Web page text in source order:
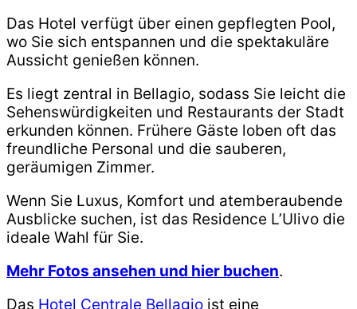
Das Hotel verfügt über einen gepflegten Pool,
wo Sie sich entspannen und die spektakuläre
Aussicht genießen können.
Es liegt zentral in Bellagio, sodass Sie leicht die
Sehenswürdigkeiten und Restaurants der Stadt
erkunden können. Frühere Gäste loben oft das
freundliche Personal und die sauberen,
geräumigen Zimmer.
Wenn Sie Luxus, Komfort und atemberaubende
Ausblicke suchen, ist das Residence L’Ulivo die
ideale Wahl für Sie.
Mehr Fotos ansehen und hier buchen.
Das Hotel Centrale Bellagio ist eine